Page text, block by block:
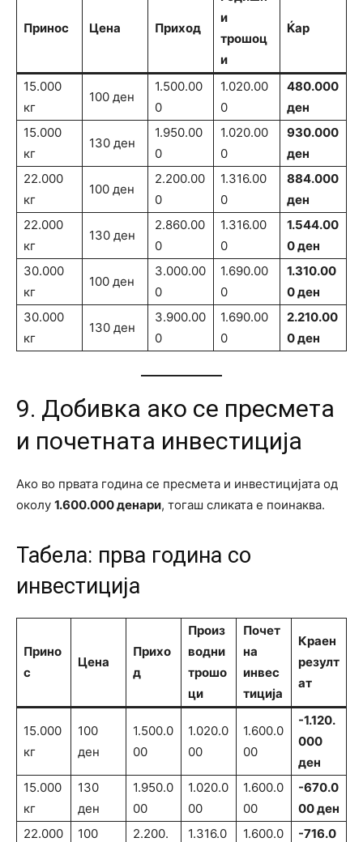
Принос Цена Приход
и
трошоц
и
Ќар
15.000
кг
100 ден
1.500.00
0
1.020.00
0
480.000
ден
15.000
кг
130 ден
1.950.00
0
1.020.00
0
930.000
ден
22.000
кг
100 ден
2.200.00
0
1.316.00
0
884.000
ден
22.000
кг
130 ден
2.860.00
0
1.316.00
0
1.544.00
0 ден
30.000
кг
100 ден
3.000.00
0
1.690.00
0
1.310.00
0 ден
30.000
кг
130 ден
3.900.00
0
1.690.00
0
2.210.00
0 ден
9. Добивка ако се пресмета
и почетната инвестиција
Ако во првата година се пресмета и инвестицијата од
околу 1.600.000 денари, тогаш сликата е поинаква.
Табела: прва година со
инвестиција
Прино
с
Цена
Прихо
д
Произ
водни
трошо
ци
Почет
на
инвес
тиција
Краен
резулт
ат
15.000
кг
100
ден
1.500.0
00
1.020.0
00
1.600.0
00
-1.120.
000
ден
15.000
кг
130
ден
1.950.0
00
1.020.0
00
1.600.0
00
-670.0
00 ден
22.000
100
2.200.
1.316.0
1.600.0
-716.0